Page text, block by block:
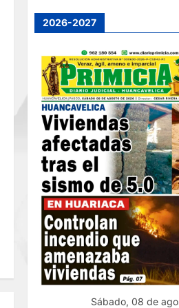
2026-2027
Sábado, 08 de